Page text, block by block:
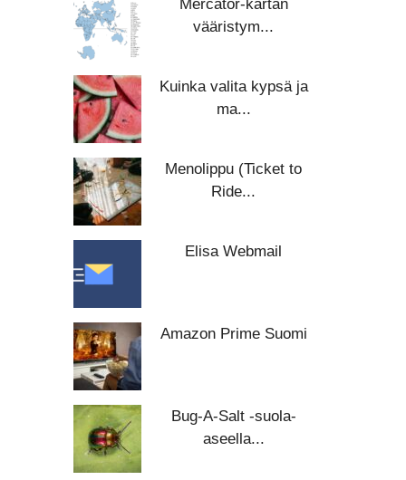
Mercator-kartan
vääristym...
Kuinka valita kypsä ja
ma...
Menolippu (Ticket to
Ride...
Elisa Webmail
Amazon Prime Suomi
Bug-A-Salt -suola-
aseella...